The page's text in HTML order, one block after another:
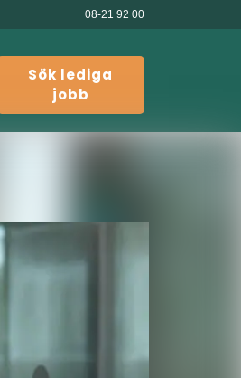
08-21 92 00
Sök lediga
jobb